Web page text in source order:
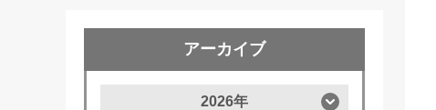
アーカイブ
2026年